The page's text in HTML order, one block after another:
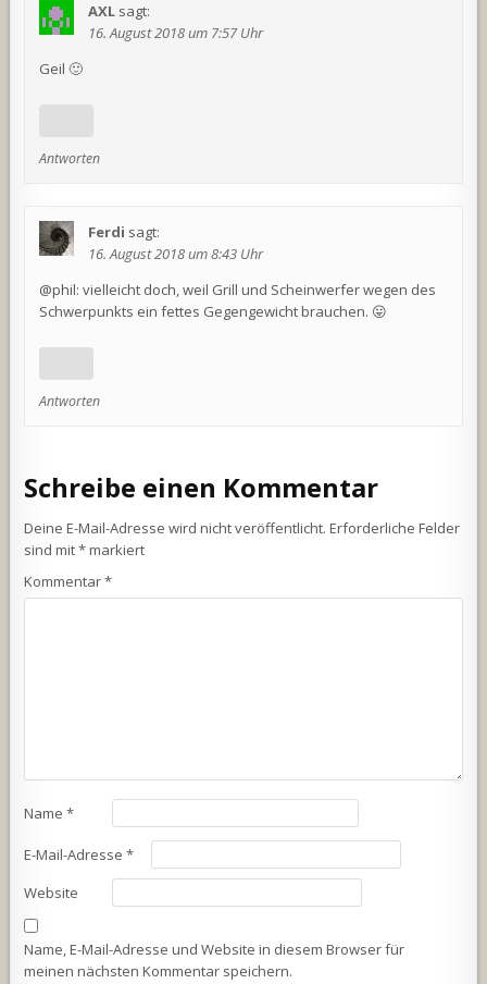
AXL sagt:
16. August 2018 um 7:57 Uhr
Geil 🙂
Antworten
Ferdi sagt:
16. August 2018 um 8:43 Uhr
@phil: vielleicht doch, weil Grill und Scheinwerfer wegen des
Schwerpunkts ein fettes Gegengewicht brauchen. 😛
Antworten
Schreibe einen Kommentar
Deine E-Mail-Adresse wird nicht veröffentlicht. Erforderliche Felder
sind mit*markiert
Kommentar*
Name*
E-Mail-Adresse*
Website
Name, E-Mail-Adresse und Website in diesem Browser für
meinen nächsten Kommentar speichern.